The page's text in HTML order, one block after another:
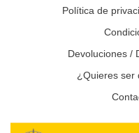
Política de
Devoluciones /
¿Quieres ser